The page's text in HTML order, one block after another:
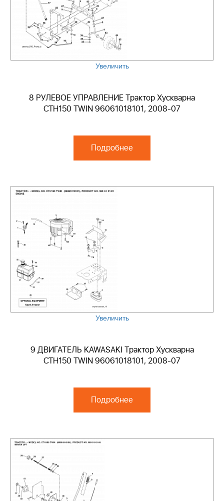
Увеличить
8 РУЛЕВОЕ УПРАВЛЕНИЕ Трактор Хускварна
CTH150 TWIN 96061018101, 2008-07
Подробнее
Увеличить
9 ДВИГАТЕЛЬ KAWASAKI Трактор Хускварна
CTH150 TWIN 96061018101, 2008-07
Подробнее